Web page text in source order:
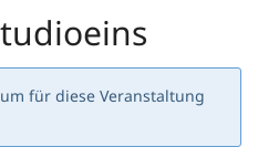
für diese Veranstaltung